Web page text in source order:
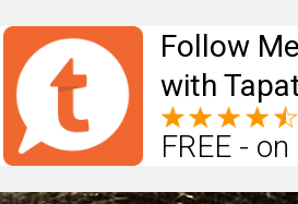
Follow
with
FREE -